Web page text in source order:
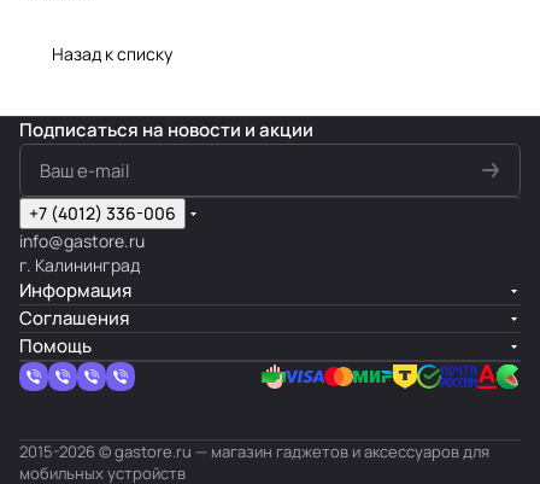
Назад к списку
Подписаться на новости и акции
+7 (4012) 336-006
info@gastore.ru
г. Калининград
Информация
Соглашения
Помощь
2015-2026 © gastore.ru — магазин гаджетов и аксессуаров для
мобильных устройств